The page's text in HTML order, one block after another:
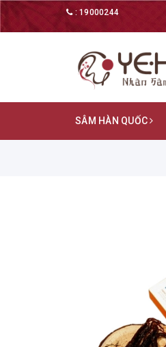
: 19000244
SÂM HÀN QUỐC